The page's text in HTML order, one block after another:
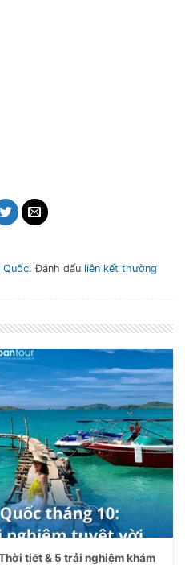
Quốc. Đánh dấu liên kết thường
tiết & 5 trải nghiệm khám